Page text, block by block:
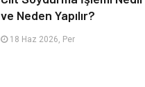
ve Neden Yapılır?
18 Haz 2026, Per